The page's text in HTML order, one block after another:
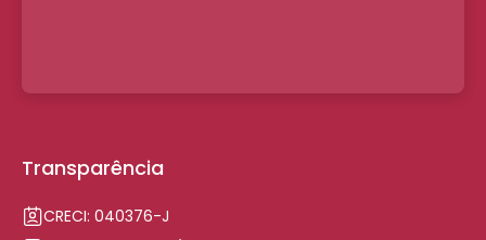
Transparência
CRECI: 040376-J